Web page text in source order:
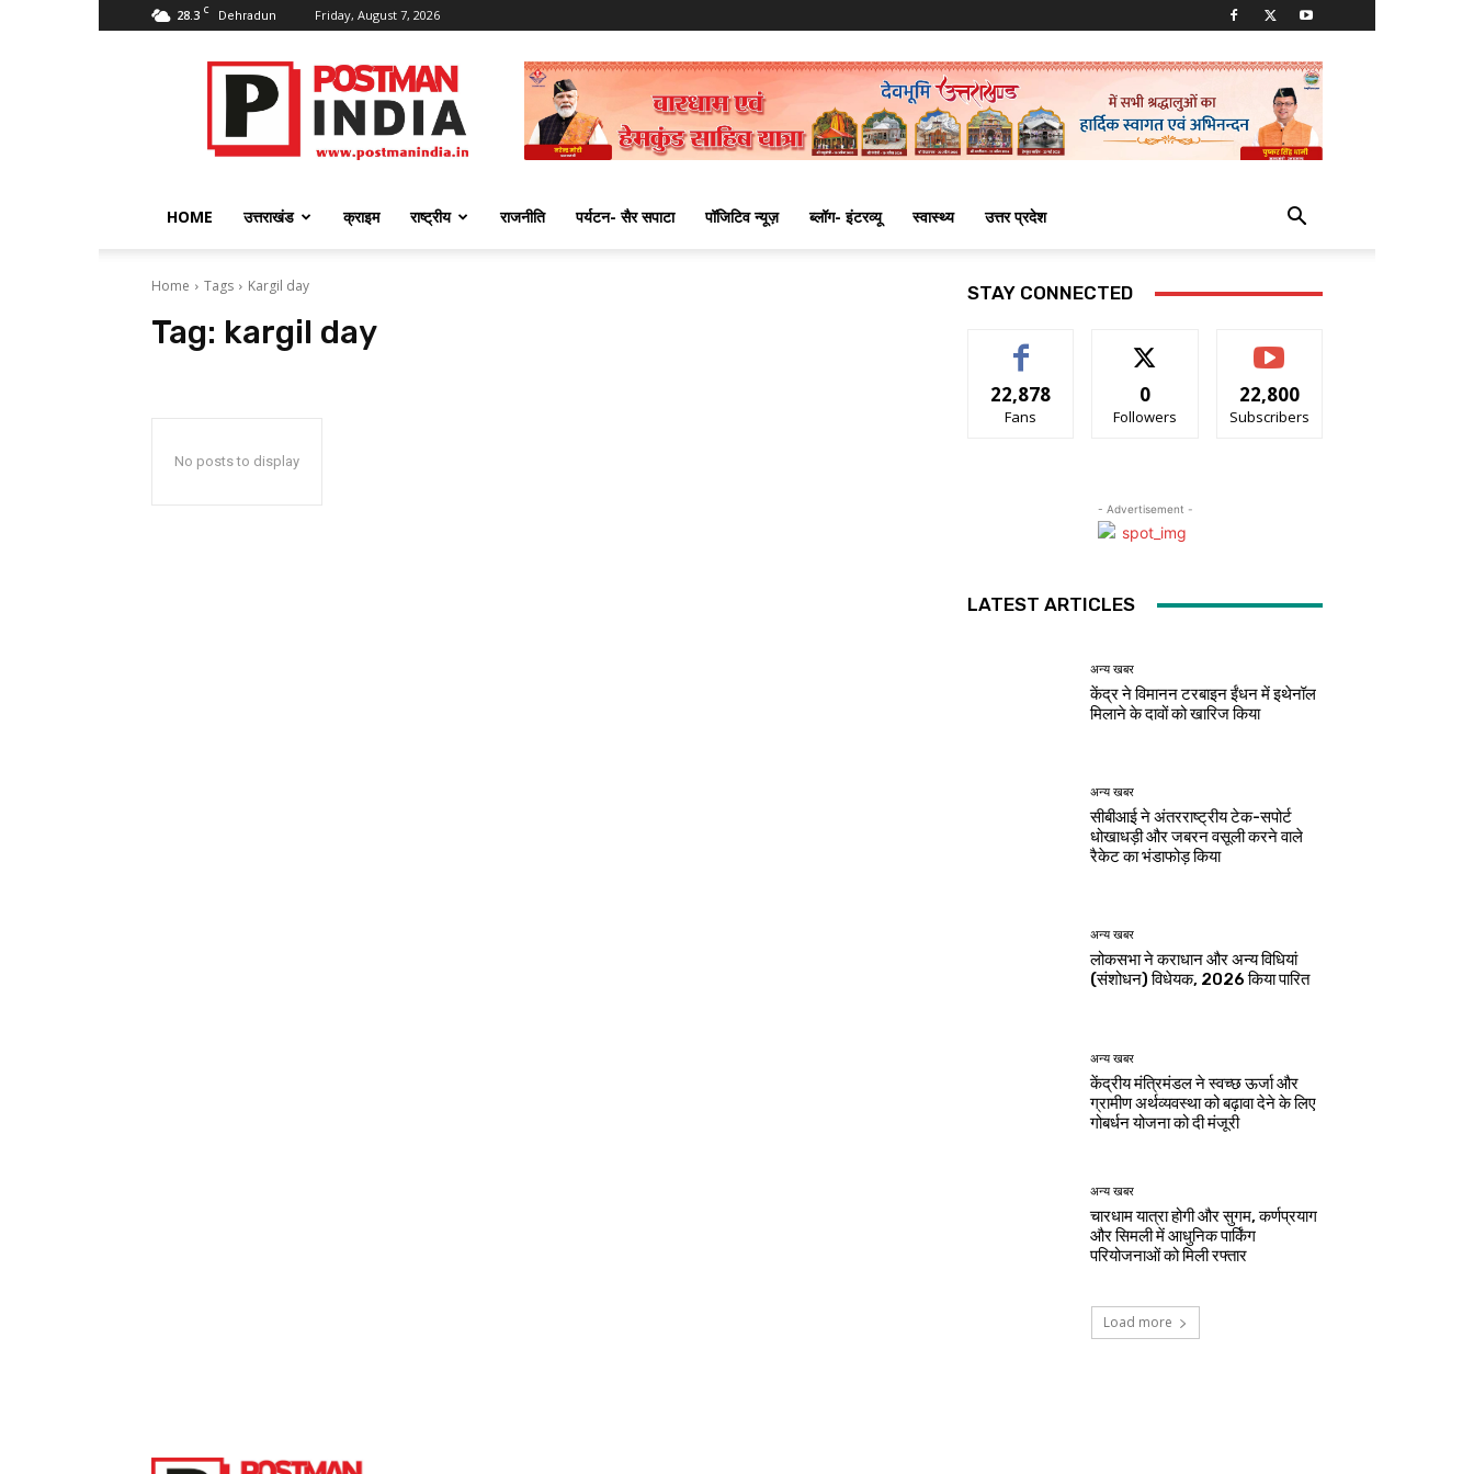
28.3 C Dehradun Friday, August 7, 2026
PostmanIndia
HOME उत्तराखंड क्राइम राष्ट्रीय राजनीति पर्यटन- सैर सपाटा पॉजिटिव न्यूज़ ब्लॉग- इंटरव्यू स्वास्थ्य उत्तर प्रदेश
Home Tags Kargil day
Tag: kargil day
No posts to display
STAY CONNECTED
22,878
Fans
0
Followers
22,800
Subscribers
- Advertisement -
LATEST ARTICLES
अन्य खबर
केंद्र ने विमानन टरबाइन ईंधन में इथेनॉल
मिलाने के दावों को खारिज किया
अन्य खबर
सीबीआई ने अंतरराष्ट्रीय टेक-सपोर्ट
धोखाधड़ी और जबरन वसूली करने वाले
रैकेट का भंडाफोड़ किया
अन्य खबर
लोकसभा ने कराधान और अन्य विधियां
(संशोधन) विधेयक, 2026 किया पारित
अन्य खबर
केंद्रीय मंत्रिमंडल ने स्वच्छ ऊर्जा और
ग्रामीण अर्थव्यवस्था को बढ़ावा देने के लिए
गोबर्धन योजना को दी मंजूरी
अन्य खबर
चारधाम यात्रा होगी और सुगम, कर्णप्रयाग
और सिमली में आधुनिक पार्किंग
परियोजनाओं को मिली रफ्तार
Load more